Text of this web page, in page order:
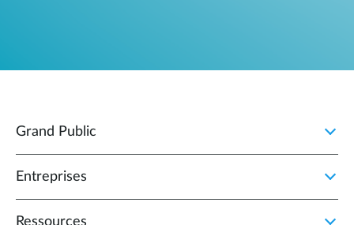
Grand Public
Entreprises
Ressources